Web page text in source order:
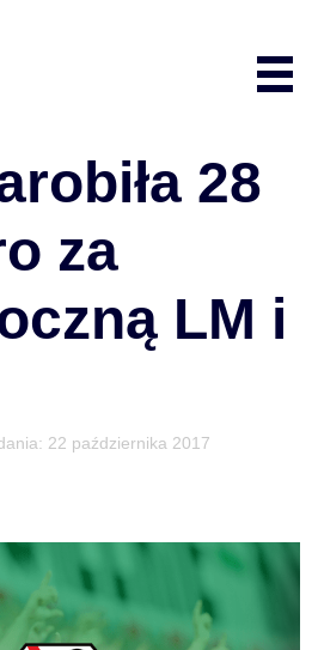
28
za
LM i
22 października 2017